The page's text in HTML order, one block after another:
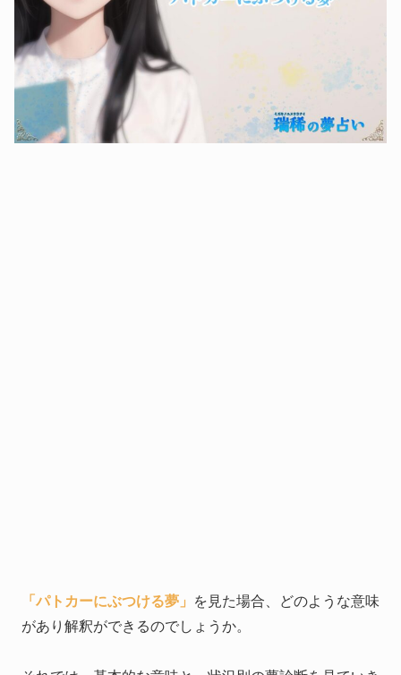
「パトカーにぶつける夢」
を見た場合、どのような意味
があり解釈ができるのでしょうか。